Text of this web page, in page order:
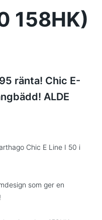
158HK)
ränta! Chic E-
ALDE
Chic E Line I 50 i
som ger en